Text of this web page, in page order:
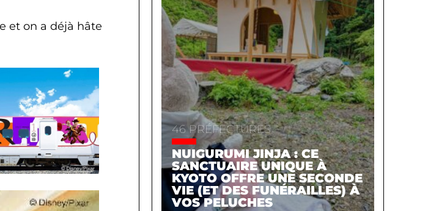
et on a déjà hâte
46 PRÉFECTURES
NUIGURUMI JINJA : CE
SANCTUAIRE UNIQUE À
KYOTO OFFRE UNE SECONDE
VIE (ET DES FUNÉRAILLES) À
VOS PELUCHES